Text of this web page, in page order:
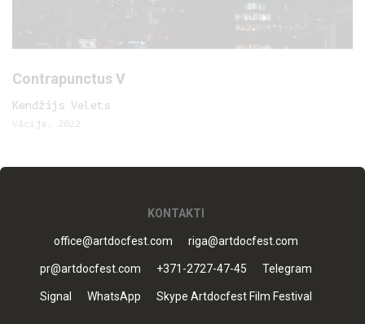
Contrapunctus V
Kendžijs Velets
Vācija, 2022
KONTAKTI
office@artdocfest.com riga@artdocfest.com
pr@artdocfest.com +371-2727-47-45 Telegram
Signal WhatsApp Skype Artdocfest Film Festival